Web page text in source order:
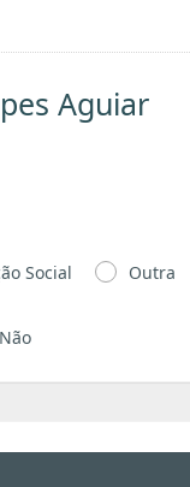
Aguiar
Social Outra
Não